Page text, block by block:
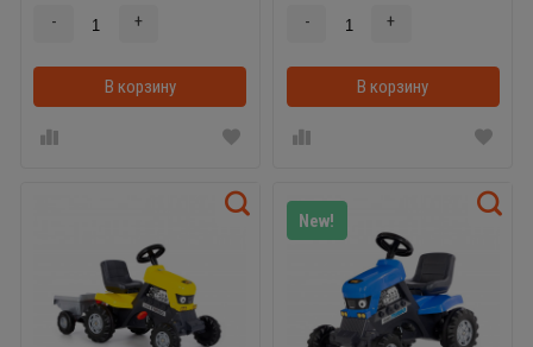
- +
В корзину В корзинке
- +
В корзину
New!